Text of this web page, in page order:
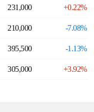
231,000 +0.22%
210,000 -7.08%
395,500 -1.13%
305,000 +3.92%